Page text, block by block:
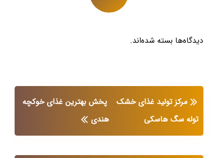
دیدگاه‌ها بسته شده‌اند.
مرکز تولید غذای خشک
توله سگ هاسکی
پخش بهترین غذای خوکچه
هندی